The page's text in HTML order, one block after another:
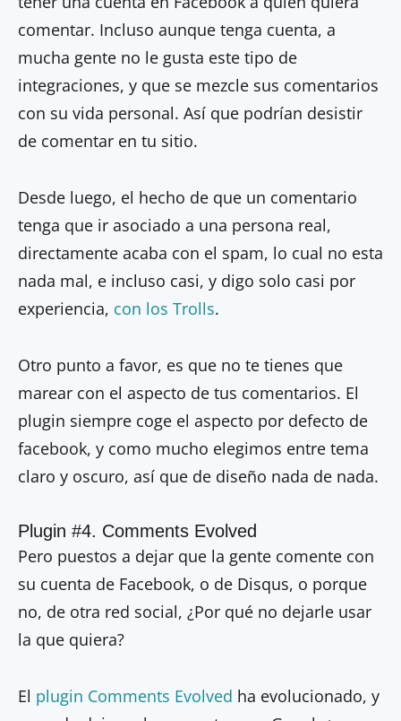
comentar. Incluso aunque tenga cuenta, a
mucha gente no le gusta este tipo de
integraciones, y que se mezcle sus comentarios
con su vida personal. Así que podrían desistir
de comentar en tu sitio.
Desde luego, el hecho de que un comentario
tenga que ir asociado a una persona real,
directamente acaba con el spam, lo cual no esta
nada mal, e incluso casi, y digo solo casi por
experiencia, con los Trolls.
Otro punto a favor, es que no te tienes que
marear con el aspecto de tus comentarios. El
plugin siempre coge el aspecto por defecto de
facebook, y como mucho elegimos entre tema
claro y oscuro, así que de diseño nada de nada.
Plugin #4. Comments Evolved
Pero puestos a dejar que la gente comente con
su cuenta de Facebook, o de Disqus, o porque
no, de otra red social, ¿Por qué no dejarle usar
la que quiera?
El plugin Comments Evolved ha evolucionado, y